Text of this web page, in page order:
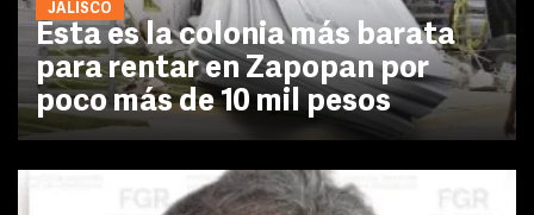
JALISCO
Esta es la colonia más barata
para rentar en Zapopan por
poco más de 10 mil pesos